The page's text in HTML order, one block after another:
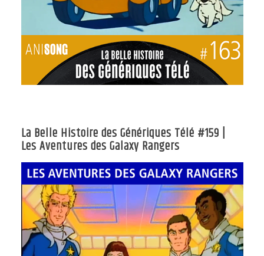
La Belle Histoire des Génériques Télé #159 |
Les Aventures des Galaxy Rangers